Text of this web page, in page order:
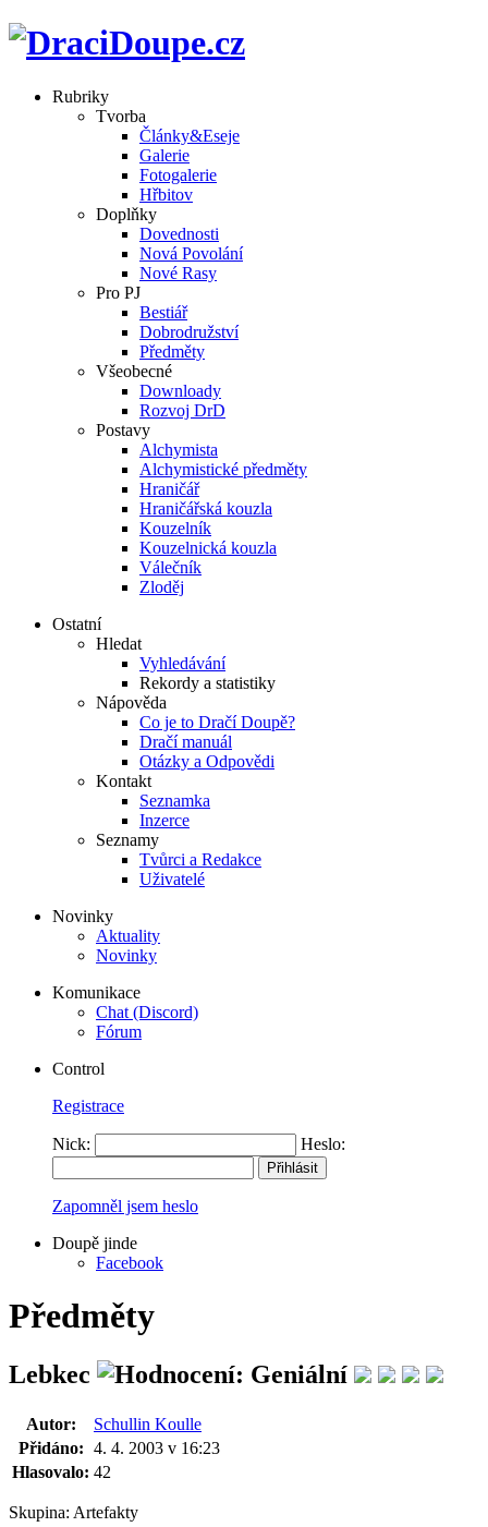
Rubriky
Tvorba
Články&Eseje
Galerie
Fotogalerie
Hřbitov
Doplňky
Dovednosti
Nová Povolání
Nové Rasy
Pro PJ
Bestiář
Dobrodružství
Předměty
Všeobecné
Downloady
Rozvoj DrD
Postavy
Alchymista
Alchymistické předměty
Hraničář
Hraničářská kouzla
Kouzelník
Kouzelnická kouzla
Válečník
Zloděj
Ostatní
Hledat
Vyhledávání
Rekordy a statistiky
Nápověda
Co je to Dračí Doupě?
Dračí manuál
Otázky a Odpovědi
Kontakt
Seznamka
Inzerce
Seznamy
Tvůrci a Redakce
Uživatelé
Novinky
Aktuality
Novinky
Komunikace
Chat (Discord)
Fórum
Control
Registrace
Nick: Heslo:
Zapomněl jsem heslo
Doupě jinde
Facebook
Předměty
Lebkec
Autor:
Schullin Koulle
Přidáno: 4. 4. 2003 v 16:23
Hlasovalo: 42
Skupina: Artefakty